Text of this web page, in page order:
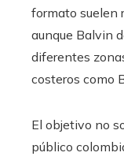
formato suelen
aunque Balvin
diferentes
costeros como
El objetivo no
público